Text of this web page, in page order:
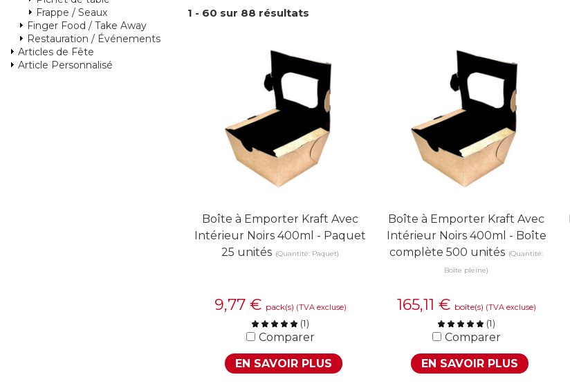
Frappe / Seaux
Finger Food / Take Away
Restauration / Événements
Articles de Fête
Article Personnalisé
1 - 60 sur 88 résultats
Boîte à Emporter Kraft Avec
Intérieur Noirs 400ml - Paquet
25 unités (Quantité: Paquet)
9,77 € pack(s) (TVA excluse)
(1)
Comparer
EN SAVOIR PLUS
Boîte à Emporter Kraft Avec
Intérieur Noirs 400ml - Boîte
complète 500 unités (Quantité:
Boîte pleine)
165,11 € boîte(s) (TVA excluse)
(1)
Comparer
EN SAVOIR PLUS